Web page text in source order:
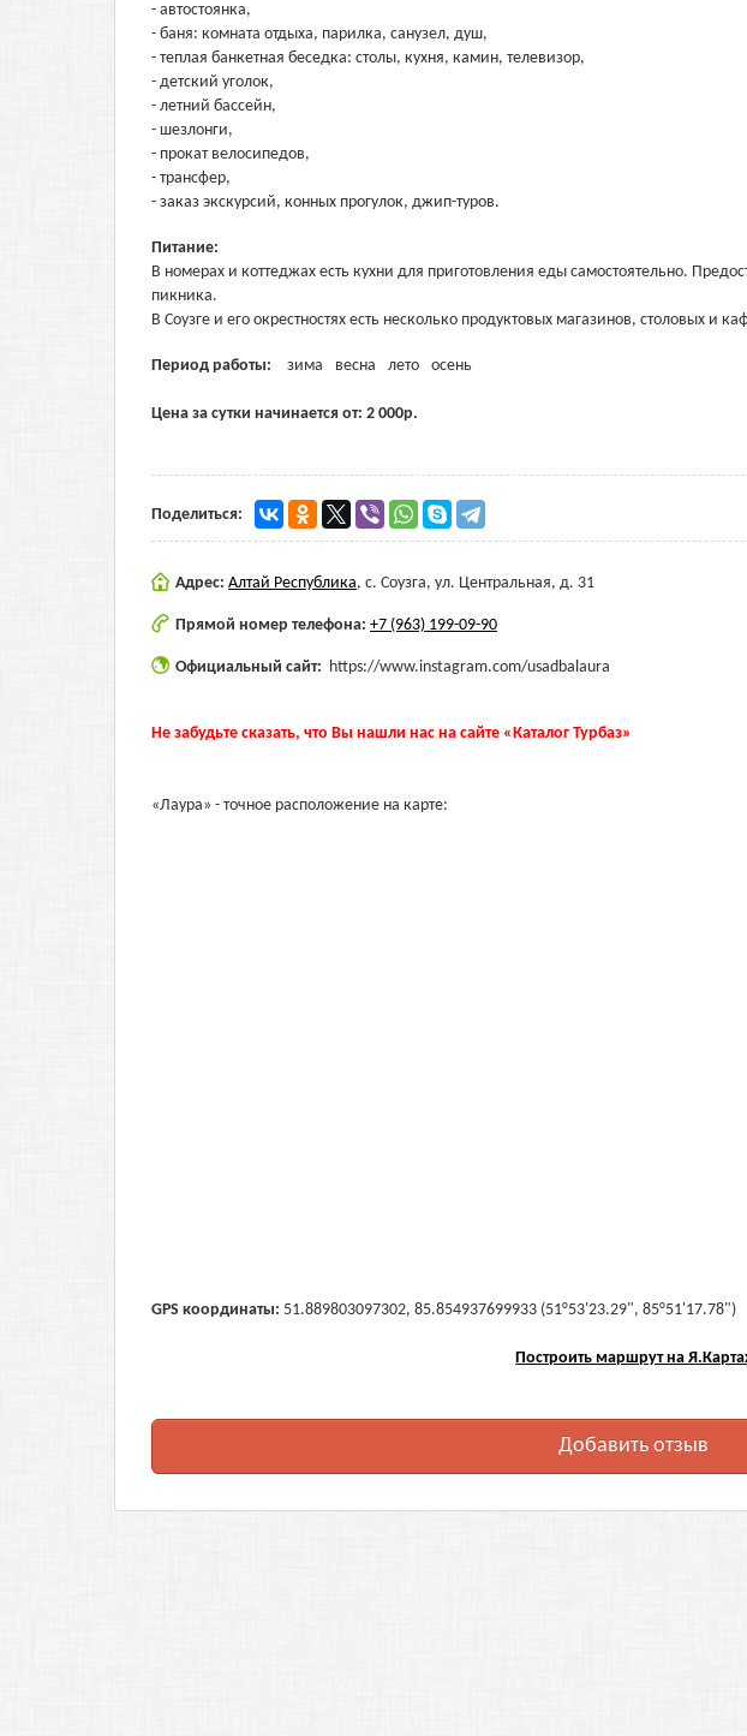
- автостоянка,
- баня: комната отдыха, парилка, санузел, душ,
- теплая банкетная беседка: столы, кухня, камин, телевизор,
- детский уголок,
- летний бассейн,
- шезлонги,
- прокат велосипедов,
- трансфер,
- заказ экскурсий, конных прогулок, джип-туров.
Питание:
В номерах и коттеджах есть кухни для приготовления еды самостоятельно.
пикника.
В Соузге и его окрестностях есть несколько продуктовых магазинов, столовых и
Период работы: зима весна лето осень
Цена за сутки начинается от: 2 000р.
Поделиться:
Адрес: Алтай Республика, с. Соузга, ул. Центральная, д. 31
Прямой номер телефона: +7 (963) 199-09-90
Официальный сайт: https://www.instagram.com/usadbalaura
Не забудьте сказать, что Вы нашли нас на сайте «Каталог Турбаз»
«Лаура» - точное расположение на карте:
GPS координаты: 51.889803097302, 85.854937699933 (51°53'23.29", 85°51'17.78")
Построить маршрут на
Добавить отзыв